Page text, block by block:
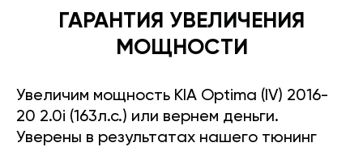
ГАРАНТИЯ УВЕЛИЧЕНИЯ
МОЩНОСТИ
Увеличим мощность KIA Optima (IV) 2016-
20 2.0i (163л.с.) или вернем деньги.
Уверены в результатах нашего тюнинг